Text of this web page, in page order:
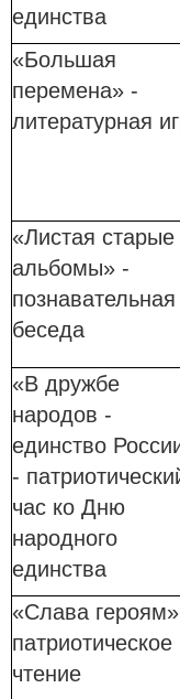
единства
«Большая
перемена» -
литературная
«Листая старые
альбомы» -
познавательная
беседа
«В дружбе
народов -
единство
-
час ко Дню
народного
единства
«Слава
патриотическое
чтение